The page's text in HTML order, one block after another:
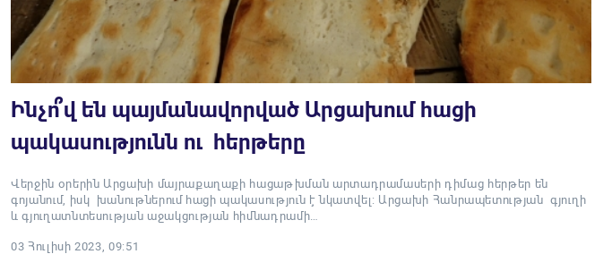
Ինչո՞վ են պայմանավորված Արցախում հացի
պակասությունն ու հերթերը
Վերջին օրերին Արցախի մայրաքաղաքի հացաթխման արտադրամասերի դիմաց հերթեր են
գոյանում, իսկ խանութներում հացի պակասություն է նկատվել: Արցախի Հանրապետության գյուղի
և գյուղատնտեսության աջակցության հիմնադրամի…
03 Հուլիսի 2023, 09:51